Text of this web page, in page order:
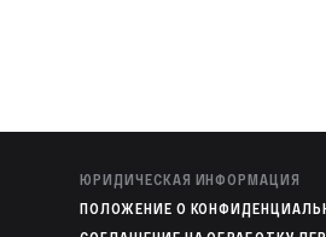
ЮРИДИЧЕСКАЯ ИНФОРМАЦИЯ
ПОЛОЖЕНИЕ О